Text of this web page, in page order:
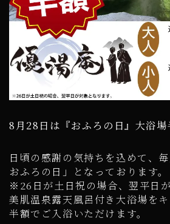
8月28日は『おふろの日』大浴
日頃の感謝の気持ちを込めて、
おふろの日」となっております。
※26日が土日祝の場合、翌平日が
美肌温泉露天風呂付き大浴場を
半額でご入浴いただけます。